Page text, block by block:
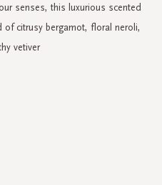
senses, this luxurious scented
of citrusy bergamot, floral neroli,
vetiver.